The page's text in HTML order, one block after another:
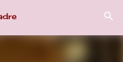
principali